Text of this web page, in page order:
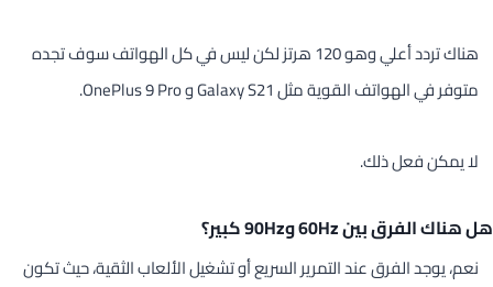
هناك تردد أعلي وهو 120 هرتز لكن ليس في كل الهواتف سوف تجده
متوفر في الهواتف القوية مثل Galaxy S21 و OnePlus 9 Pro.
لا يمكن فعل ذلك.
هل هناك الفرق بين 60Hz و90Hz كبير؟
نعم، يوجد الفرق عند التمرير السريع أو تشغيل الألعاب الثقية، حيث تكون